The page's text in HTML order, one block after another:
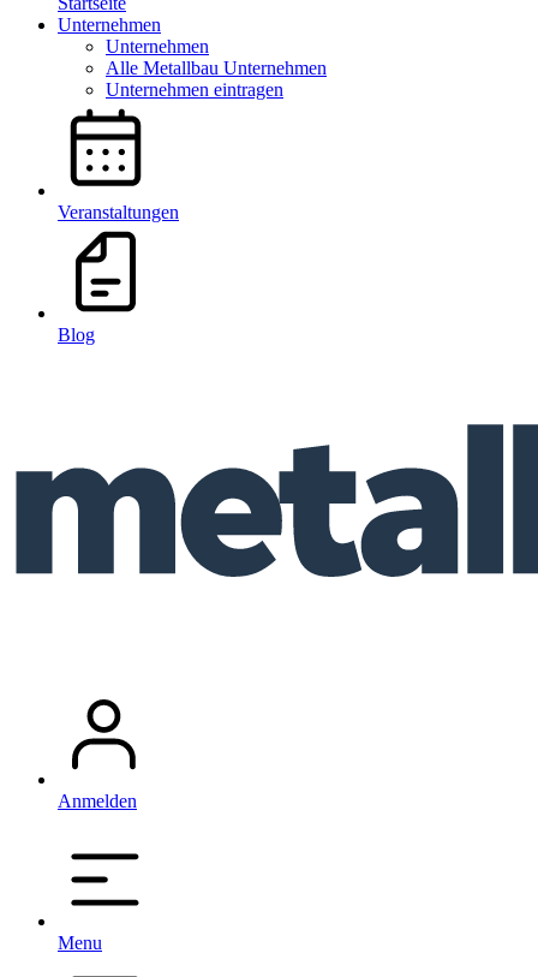
Unternehmen
Unternehmen
Alle Metallbau Unternehmen
Unternehmen eintragen
Veranstaltungen
Blog
Anmelden
Menu